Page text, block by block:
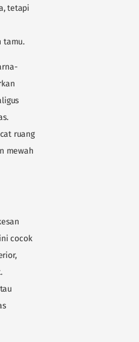
tetapi
tamu.
ruang
mewah
cocok